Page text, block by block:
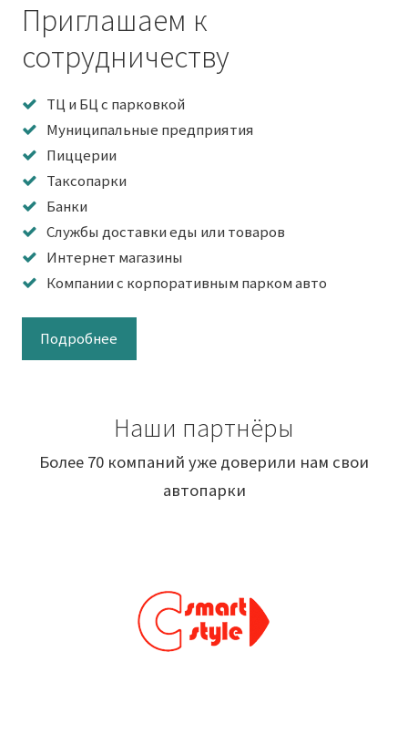
Приглашаем к
сотрудничеству
ТЦ и БЦ с парковкой
Муниципальные предприятия
Пиццерии
Таксопарки
Банки
Службы доставки еды или товаров
Интернет магазины
Компании с корпоративным парком авто
Подробнее
Наши партнёры
Более 70 компаний уже доверили нам свои
автопарки